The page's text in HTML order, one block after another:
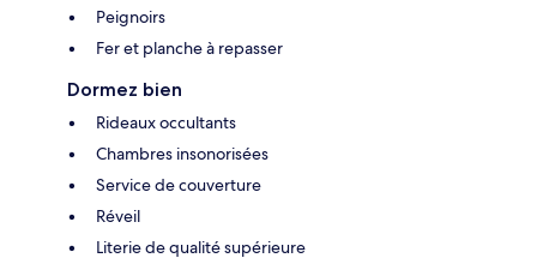
Peignoirs
Fer et planche à repasser
Dormez bien
Rideaux occultants
Chambres insonorisées
Service de couverture
Réveil
Literie de qualité supérieure